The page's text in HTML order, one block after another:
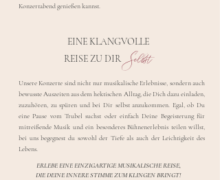
Konzertabend genießen kannst.
EINE KLANGVOLLE
REISEZU DIR Selbst
Unsere Konzerte sind nicht nur musikalische Erlebnisse, sondern auch
bewusste Auszeiten aus dem hektischen Alltag, die Dich dazu einladen,
zuzuhören, zu spüren und bei Dir selbst anzukommen. Egal, ob Du
eine Pause vom Trubel suchst oder einfach Deine Begeisterung für
mitreißende Musik und ein besonderes Bühnenerlebnis teilen willst,
bei uns begegnest du sowohl der Tiefe als auch der Leichtigkeit des
Lebens.
ERLEBE EINE EINZIGARTIGE MUSIKALISCHE REISE,
DIE DEINE INNERE STIMME ZUM KLINGEN BRINGT!